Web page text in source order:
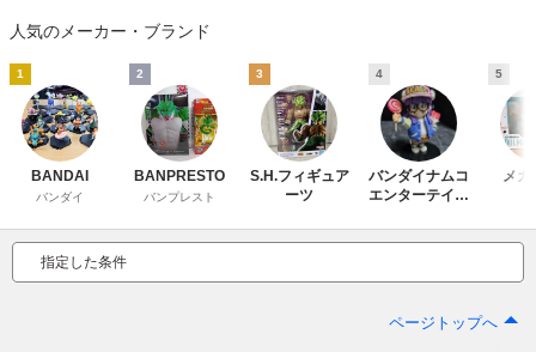
人気のメーカー・ブランド
1
BANDAI
バンダイ
2
BANPRESTO
バンプレスト
3
S.H.フィギュア
ーツ
4
バンダイナムコ
エンターテイン
5
メガ
指定した条件
ページトップへ